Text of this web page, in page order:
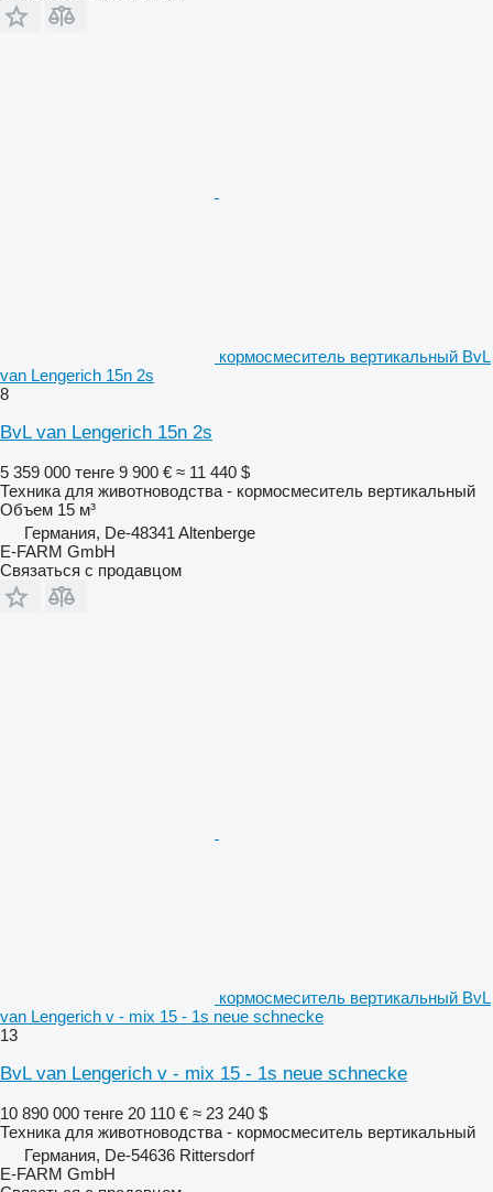
кормосмеситель вертикальный BvL
van Lengerich 15n 2s
8
BvL van Lengerich 15n 2s
5 359 000 тенге 9 900 € ≈ 11 440 $
Техника для животноводства - кормосмеситель вертикальный
Объем 15 м³
Германия, De-48341 Altenberge
E-FARM GmbH
Связаться с продавцом
кормосмеситель вертикальный BvL
van Lengerich v - mix 15 - 1s neue schnecke
13
BvL van Lengerich v - mix 15 - 1s neue schnecke
10 890 000 тенге 20 110 € ≈ 23 240 $
Техника для животноводства - кормосмеситель вертикальный
Германия, De-54636 Rittersdorf
E-FARM GmbH